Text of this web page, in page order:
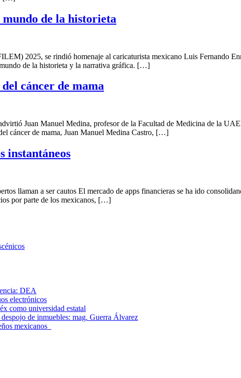
de la historieta
2025, se rindió homenaje al caricaturista mexicano Luis Fernando
de la historieta y la narrativa gráfica. […]
cáncer de mama
Juan Manuel Medina, profesor de la Facultad de Medicina de la
cáncer de mama, Juan Manuel Medina Castro, […]
instantáneos
llaman a ser cautos El mercado de apps financieras se ha ido
por parte de los mexicanos, […]
DEA
electrónicos
como universidad estatal
de inmuebles: mag. Guerra Álvarez
mexicanos